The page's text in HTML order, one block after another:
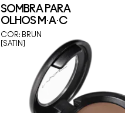
SOMBRA PARA
OLHOS M·A·C
COR: BRUN
[SATIN]